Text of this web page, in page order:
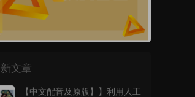
文章
【中文配音及原版】】利用人工